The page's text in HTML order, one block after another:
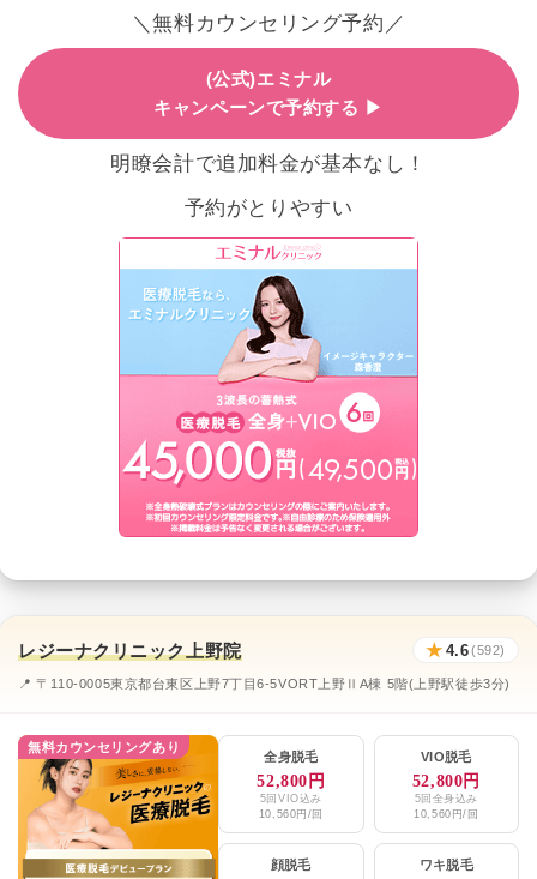
＼無料カウンセリング予約／
(公式)エミナル
キャンペーンで予約する ▶
明瞭会計で追加料金が基本なし！
予約がとりやすい
レジーナクリニック上野院 ★ 4.6(592)
📍 〒110-0005東京都台東区上野7丁目6-5VORT上野ⅡA棟 5階(上野駅徒歩3分)
無料カウンセリングあり
全身脱毛
52,800円
5回VIO込み
10,560円/回
VIO脱毛
52,800円
5回全身込み
10,560円/回
顔脱毛 ワキ脱毛